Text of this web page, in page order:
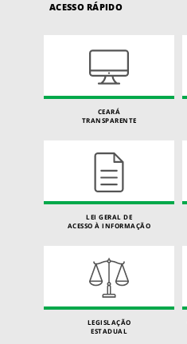
ACESSO RÁPIDO
CEARÁ
TRANSPARENTE
LEI GERAL DE
ACESSO À INFORMAÇÃO
LEGISLAÇÃO
ESTADUAL